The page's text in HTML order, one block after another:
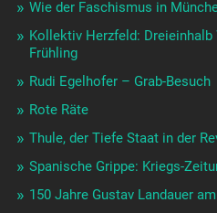
Wie der Faschismus in
Kollektiv Herzfeld:
Frühling
Rudi Egelhofer – Grab-Besuch
Rote Räte
Thule, der Tiefe Staat in der
Spanische Grippe: Kriegs-
150 Jahre Gustav Landauer